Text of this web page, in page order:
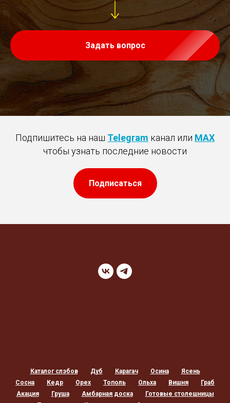
Задать вопрос
Подпишитесь на наш Telegram канал или MAX
чтобы узнать последние новости
Подписаться
Каталог слэбов Дуб Карагач Осина
Ясень
Сосна
Кедр Орех Тополь Ольха Вишня
Граб
Акация
Груша Амбарная доска
Готовые столешницы